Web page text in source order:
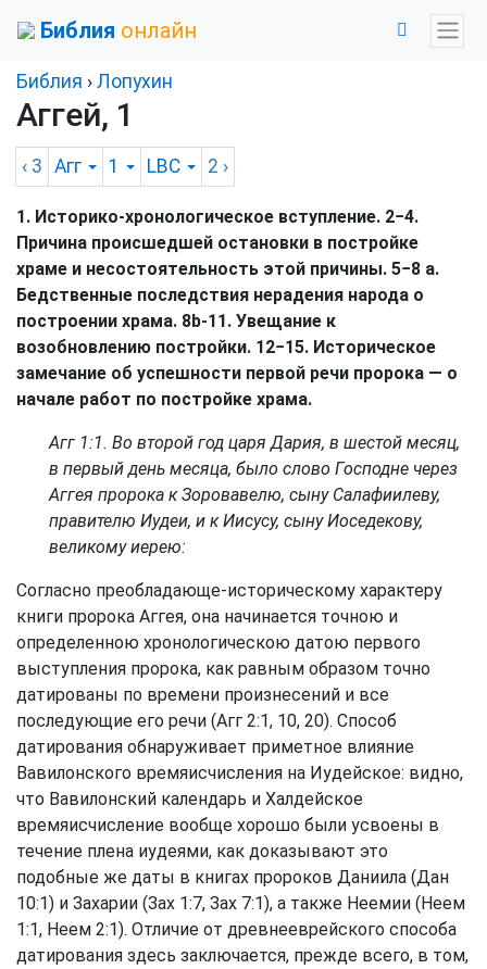
Библия онлайн
Библия › Лопухин
Аггей, 1
‹ 3 Агг 1 LBC 2 ›
1. Историко-хронологическое вступление. 2−4.
Причина происшедшей остановки в постройке
храме и несостоятельность этой причины. 5−8 а.
Бедственные последствия нерадения народа о
построении храма. 8b-11. Увещание к
возобновлению постройки. 12−15. Историческое
замечание об успешности первой речи пророка — о
начале работ по постройке храма.
Агг 1:1. Во второй год царя Дария, в шестой месяц,
в первый день месяца, было слово Господне через
Аггея пророка к Зоровавелю, сыну Салафиилеву,
правителю Иудеи, и к Иисусу, сыну Иоседекову,
великому иерею:
Согласно преобладающе-историческому характеру
книги пророка Аггея, она начинается точною и
определенною хронологическою датою первого
выступления пророка, как равным образом точно
датированы по времени произнесений и все
последующие его речи (Агг 2:1, 10, 20). Способ
датирования обнаруживает приметное влияние
Вавилонского времяисчисления на Иудейское: видно,
что Вавилонский календарь и Халдейское
времяисчисление вообще хорошо были усвоены в
течение плена иудеями, как доказывают это
подобные же даты в книгах пророков Даниила (Дан
10:1) и Захарии (Зах 1:7, Зах 7:1), а также Неемии (Неем
1:1, Неем 2:1). Отличие от древнееврейского способа
датирования здесь заключается, прежде всего, в том,